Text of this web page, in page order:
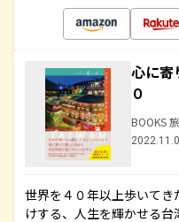
心に寄
０
BOOKS
世界を４０年以上歩いて
けする、人生を輝かせる